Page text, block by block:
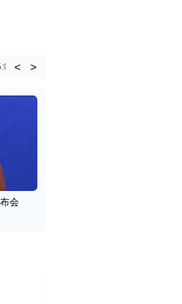
国新办就加快推动“十五五”时期退役
< >
会